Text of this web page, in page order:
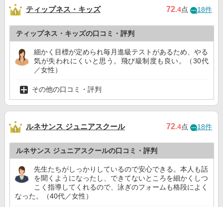
ティップネス・キッズ 72.4点 18件
ティップネス・キッズの口コミ・評判
細かく目標が定められ毎月進級テストがあるため、やる
気が失われにくいと思う。飛び級制度も良い。（30代
／女性）
その他の口コミ・評判
ルネサンス ジュニアスクール 72.4点 18件
ルネサンス ジュニアスクールの口コミ・評判
先生たちがしっかりしているので安心できる。本人も話
を聞くようになったし、できてないところを細かくしつ
こく指導してくれるので、泳ぎのフォームも格段によく
なった。（40代／女性）